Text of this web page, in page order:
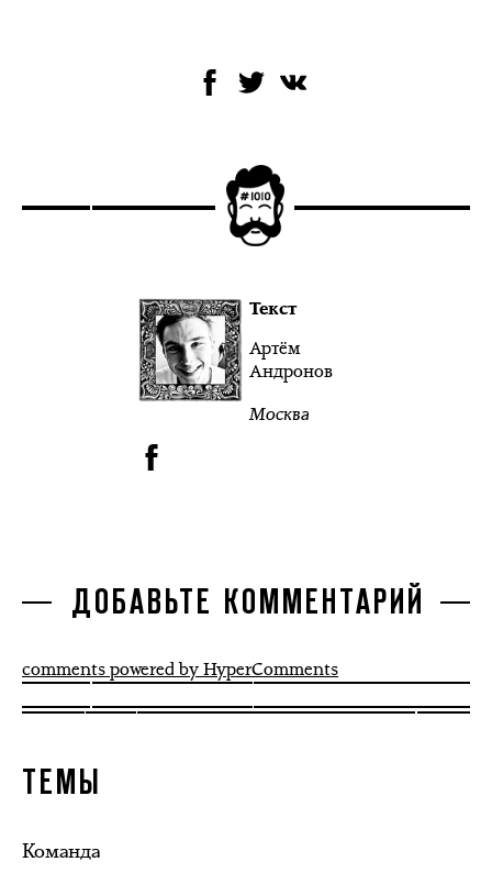
Текст
Артём
Андронов
Москва
ДОБАВЬТЕ КОММЕНТАРИЙ
comments powered by HyperComments
ТЕМЫ
Команда